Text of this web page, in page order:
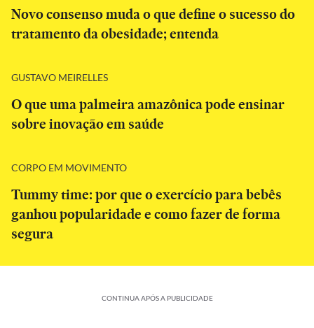
Novo consenso muda o que define o sucesso do
tratamento da obesidade; entenda
GUSTAVO MEIRELLES
O que uma palmeira amazônica pode ensinar
sobre inovação em saúde
CORPO EM MOVIMENTO
Tummy time: por que o exercício para bebês
ganhou popularidade e como fazer de forma
segura
CONTINUA APÓS A PUBLICIDADE